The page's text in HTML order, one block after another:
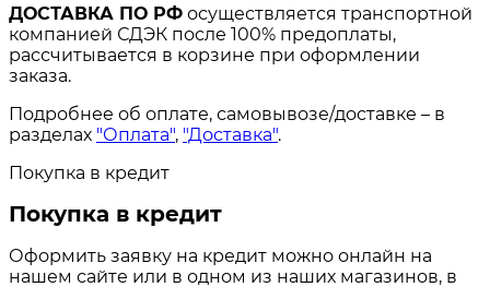
ДОСТАВКА ПО РФ осуществляется транспортной
компанией СДЭК после 100% предоплаты,
рассчитывается в корзине при оформлении
заказа.
Подробнее об оплате, самовывозе/доставке – в
разделах "Оплата", "Доставка".
Покупка в кредит
Покупка в кредит
Оформить заявку на кредит можно онлайн на
нашем сайте или в одном из наших магазинов, в